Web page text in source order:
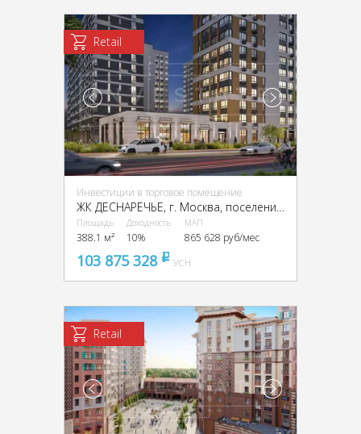
Retail
Инвестиции в торговое помещение
Площадь
388.1 м²
Доходность
10%
МАП
865 628 руб/мес
103 875 328 pуб
УСН
Retail